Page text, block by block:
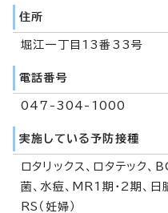
住所
堀江一丁目13番33号
電話番号
047-304-1000
実施している予防接種
ロタリックス、ロタテック
菌、水痘、MR1期・2期、日
RS（妊婦）